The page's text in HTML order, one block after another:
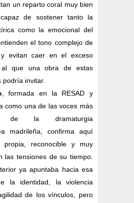
un reparto coral muy bien
capaz de sostener tanto la
como la emocional del
el tono complejo de
evitan caer en el exceso
al que una obra de estas
podría invitar.
, formada en la RESAD y
como una de las voces más
de la dramaturgia
madrileña, confirma aquí
propia, reconocible y muy
las tensiones de su tiempo.
ya apuntaba hacia esa
la identidad, la violencia
de los vínculos, pero